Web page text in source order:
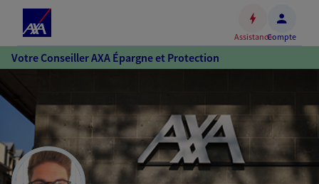
Accéder
au
Accéder
au
pied
de
page
AssistanceCompte
Votre Conseiller AXA Épargne et Protection